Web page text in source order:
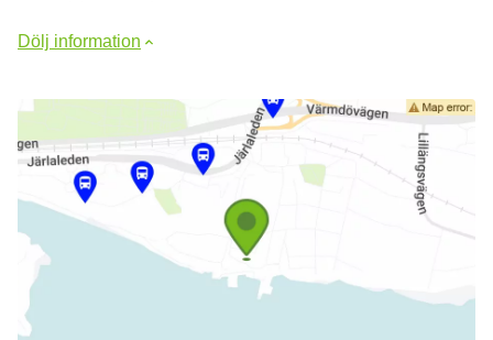
Dölj information